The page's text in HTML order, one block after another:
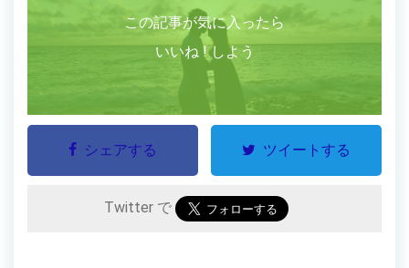
この記事が気に入ったら
いいね ! しよう
シェアする ツイートする
Twitter で